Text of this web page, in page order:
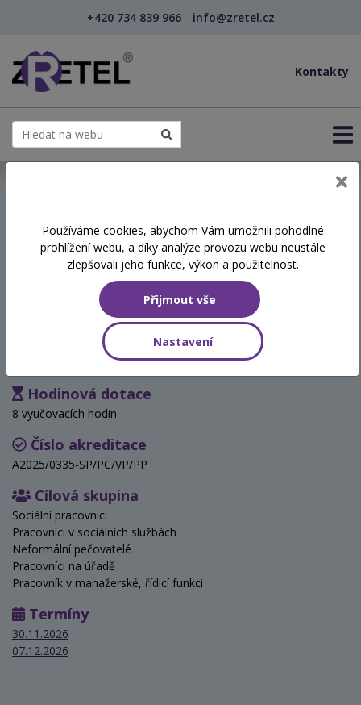
+420 734 839 966 info@zretel.cz
Kontakty
Somatické techniky
psychohygieny jako nástroj
prevence syndromu
vyhoření
Hodinová dotace
8 vyučovacích hodin
Číslo akreditace
A2025/0335-SP/PC/VP/PP
Cílová skupina
Sociální pracovníci
Pracovníci v sociálních službách
Neformální pečovatelé
Pracovníci na úřadě
Pracovník v manažerské, řídicí funkci
Termíny
30.11.2026
07.12.2026
Používáme cookies, abychom Vám umožnili pohodlné
prohlížení webu, a díky analýze provozu webu neustále
zlepšovali jeho funkce, výkon a použitelnost.
Přijmout vše
Nastavení